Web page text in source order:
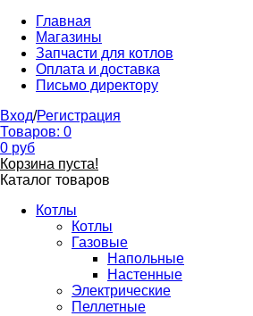
Главная
Магазины
Запчасти для котлов
Оплата и доставка
Письмо директору
Вход/Регистрация
Товаров: 0
0 руб
Корзина пуста!
Каталог товаров
Котлы
Котлы
Газовые
Напольные
Настенные
Электрические
Пеллетные